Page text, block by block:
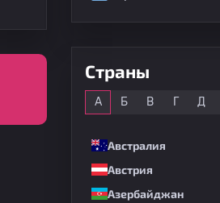
Страны
А Б В Г Д
Австралия
Австрия
Азербайджан